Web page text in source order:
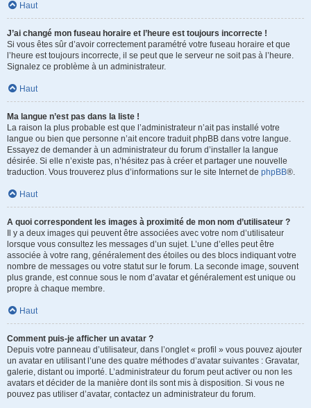
Haut
J’ai changé mon fuseau horaire et l’heure est toujours incorrecte !
Si vous êtes sûr d’avoir correctement paramétré votre fuseau horaire et que
l’heure est toujours incorrecte, il se peut que le serveur ne soit pas à l’heure.
Signalez ce problème à un administrateur.
Haut
Ma langue n’est pas dans la liste !
La raison la plus probable est que l’administrateur n’ait pas installé votre
langue ou bien que personne n’ait encore traduit phpBB dans votre langue.
Essayez de demander à un administrateur du forum d’installer la langue
désirée. Si elle n’existe pas, n’hésitez pas à créer et partager une nouvelle
traduction. Vous trouverez plus d’informations sur le site Internet de phpBB®.
Haut
A quoi correspondent les images à proximité de mon nom d’utilisateur ?
Il y a deux images qui peuvent être associées avec votre nom d’utilisateur
lorsque vous consultez les messages d’un sujet. L’une d’elles peut être
associée à votre rang, généralement des étoiles ou des blocs indiquant votre
nombre de messages ou votre statut sur le forum. La seconde image, souvent
plus grande, est connue sous le nom d’avatar et généralement est unique ou
propre à chaque membre.
Haut
Comment puis-je afficher un avatar ?
Depuis votre panneau d’utilisateur, dans l’onglet « profil » vous pouvez ajouter
un avatar en utilisant l’une des quatre méthodes d’avatar suivantes : Gravatar,
galerie, distant ou importé. L’administrateur du forum peut activer ou non les
avatars et décider de la manière dont ils sont mis à disposition. Si vous ne
pouvez pas utiliser d’avatar, contactez un administrateur du forum.